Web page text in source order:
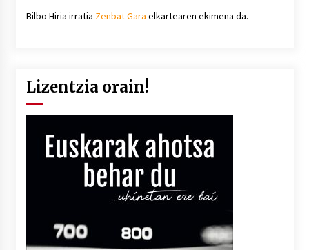
Bilbo Hiria irratia Zenbat Gara elkartearen ekimena da.
Lizentzia orain!